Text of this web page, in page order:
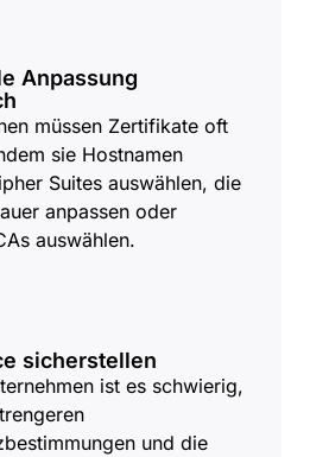
Anpassung
müssen Zertifikate oft
sie Hostnamen
Suites auswählen, die
anpassen oder
auswählen.
sicherstellen
ist es schwierig,
und die